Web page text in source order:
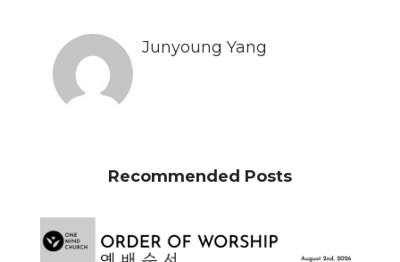
Junyoung Yang
Recommended Posts